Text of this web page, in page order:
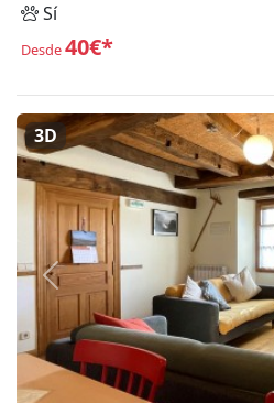
Sí
Desde40€*
Anterior
3D